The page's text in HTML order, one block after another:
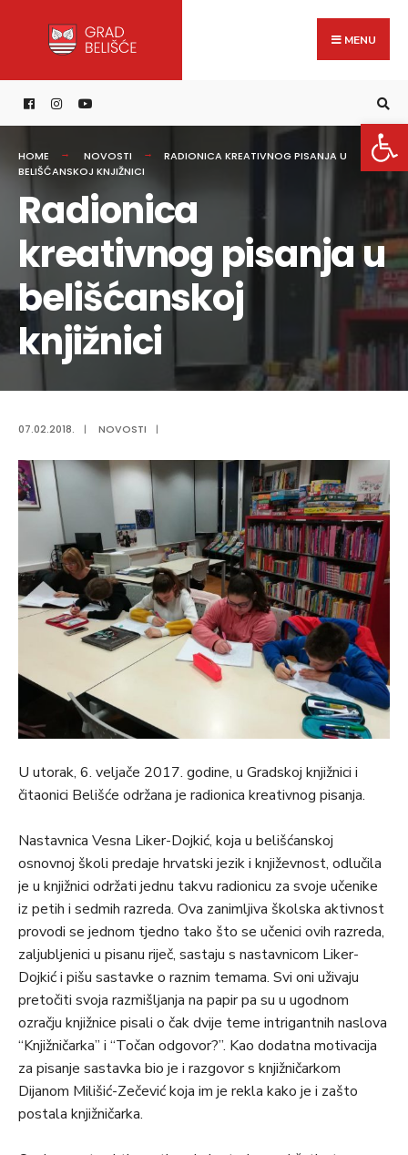
content
MENU
HOME NOVOSTI
RADIONICA KREATIVNOG PISANJA U
BELIŠĆANSKOJ KNJIŽNICI
Radionica
kreativnog pisanja u
belišćanskoj
knjižnici
07.02.2018. | NOVOSTI |
U utorak, 6. veljače 2017. godine, u Gradskoj knjižnici i
čitaonici Belišće održana je radionica kreativnog pisanja.
Nastavnica Vesna Liker-Dojkić, koja u belišćanskoj
osnovnoj školi predaje hrvatski jezik i književnost, odlučila
je u knjižnici održati jednu takvu radionicu za svoje učenike
iz petih i sedmih razreda. Ova zanimljiva školska aktivnost
provodi se jednom tjedno tako što se učenici ovih razreda,
zaljubljenici u pisanu riječ, sastaju s nastavnicom Liker-
Dojkić i pišu sastavke o raznim temama. Svi oni uživaju
pretočiti svoja razmišljanja na papir pa su u ugodnom
ozračju knjižnice pisali o čak dvije teme intrigantnih naslova
“Knjižničarka” i “Točan odgovor?”. Kao dodatna motivacija
za pisanje sastavka bio je i razgovor s knjižničarkom
Dijanom Milišić-Zečević koja im je rekla kako je i zašto
postala knjižničarka.
for: